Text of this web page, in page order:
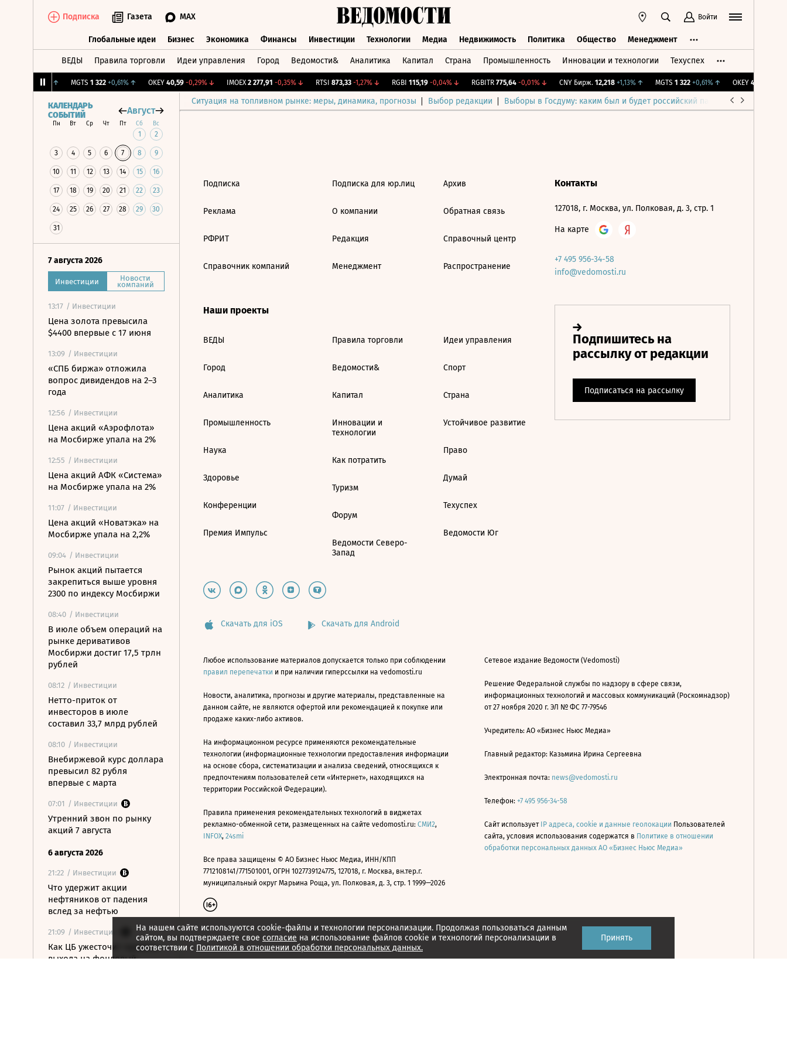
Подписка Газета MAX Войти
Глобальные идеи Бизнес Экономика Финансы Инвестиции Технологии Медиа Недвижимость Политика Общество Менеджмент
ВЕДЫ Правила торговли Идеи управления Город Ведомости& Аналитика Капитал Страна Промышленность Инновации и технологии Техуспех
↑ MGTS 1 322 +0,61%↑ OKEY 40,59 -0,29%↓ IMOEX 2 277,91 -0,35%↓ RTSI 873,33 -1,27%↓ RGBI 115,19 -0,04%↓ RGBITR 775,64 -0,01%↓ CNY Бирж. 12,218 +1,13%↑ MGTS 1 322 +0,61%↑ OKEY 40,59
Ситуация на топливном рынке: меры, динамика, прогнозы Выбор редакции Выборы в Госдуму: каким был и будет российский парламент
КАЛЕНДАРЬ
СОБЫТИЙ
Август
Пн Вт Ср Чт Пт Сб Вс
1 2
3 4 5 6 7 8 9
10 11 12 13 14 15 16
17 18 19 20 21 22 23
24 25 26 27 28 29 30
31
7 августа 2026
Инвестиции Новости
компаний
13:17 / Инвестиции
Цена золота превысила
$4400 впервые с 17 июня
13:09 / Инвестиции
«СПБ биржа» отложила
вопрос дивидендов на 2–3
года
12:56 / Инвестиции
Цена акций «Аэрофлота»
на Мосбирже упала на 2%
12:55 / Инвестиции
Цена акций АФК «Система»
на Мосбирже упала на 2%
11:07 / Инвестиции
Цена акций «Новатэка» на
Мосбирже упала на 2,2%
09:04 / Инвестиции
Рынок акций пытается
закрепиться выше уровня
2300 по индексу Мосбиржи
08:40 / Инвестиции
В июле объем операций на
рынке деривативов
Мосбиржи достиг 17,5 трлн
рублей
08:12 / Инвестиции
Нетто-приток от
инвесторов в июле
составил 33,7 млрд рублей
08:10 / Инвестиции
Внебиржевой курс доллара
превысил 82 рубля
впервые с марта
07:01 / Инвестиции
Утренний звон по рынку
акций 7 августа
6 августа 2026
21:22 / Инвестиции
Что удержит акции
нефтяников от падения
вслед за нефтью
21:09 / Инвестиции
Как ЦБ ужесточит правила
выхода на фондовый
На нашем сайте используются cookie-файлы и технологии персонализации. Продолжая пользоваться данным
сайтом, вы подтверждаете свое согласие на использование файлов cookie и технологий персонализации в
соответствии с Политикой в отношении обработки персональных данных.
Принять
Подписка
Реклама
РФРИТ
Справочник компаний
Подписка для юр.лиц
О компании
Редакция
Менеджмент
Архив
Обратная связь
Справочный центр
Распространение
Наши проекты
ВЕДЫ
Город
Аналитика
Промышленность
Наука
Здоровье
Конференции
Премия Импульс
Правила торговли
Ведомости&
Капитал
Инновации и
технологии
Как потратить
Туризм
Форум
Ведомости Северо-
Запад
Идеи управления
Спорт
Страна
Устойчивое развитие
Право
Думай
Техуспех
Ведомости Юг
Контакты
127018, г. Москва, ул. Полковая, д. 3, стр. 1
На карте
+7 495 956-34-58
info@vedomosti.ru
Скачать для iOS Скачать для Android
Любое использование материалов допускается только при соблюдении
правил перепечатки и при наличии гиперссылки на vedomosti.ru
Новости, аналитика, прогнозы и другие материалы, представленные на
данном сайте, не являются офертой или рекомендацией к покупке или
продаже каких-либо активов.
На информационном ресурсе применяются рекомендательные
технологии (информационные технологии предоставления информации
на основе сбора, систематизации и анализа сведений, относящихся к
предпочтениям пользователей сети «Интернет», находящихся на
территории Российской Федерации).
Правила применения рекомендательных технологий в виджетах
рекламно-обменной сети, размещенных на сайте vedomosti.ru: СМИ2,
INFOX, 24smi
Все права защищены © АО Бизнес Ньюс Медиа, ИНН/КПП
7712108141/771501001, ОГРН 1027739124775, 127018, г. Москва, вн.тер.г.
муниципальный округ Марьина Роща, ул. Полковая, д. 3, стр. 1 1999—2026
Сетевое издание Ведомости (Vedomosti)
Решение Федеральной службы по надзору в сфере связи,
информационных технологий и массовых коммуникаций (Роскомнадзор)
от 27 ноября 2020 г. ЭЛ № ФС 77-79546
Учредитель: АО «Бизнес Ньюс Медиа»
Главный редактор: Казьмина Ирина Сергеевна
Электронная почта: news@vedomosti.ru
Телефон: +7 495 956-34-58
Сайт использует IP адреса, cookie и данные геолокации Пользователей
сайта, условия использования содержатся в Политике в отношении
обработки персональных данных АО «Бизнес Ньюс Медиа»